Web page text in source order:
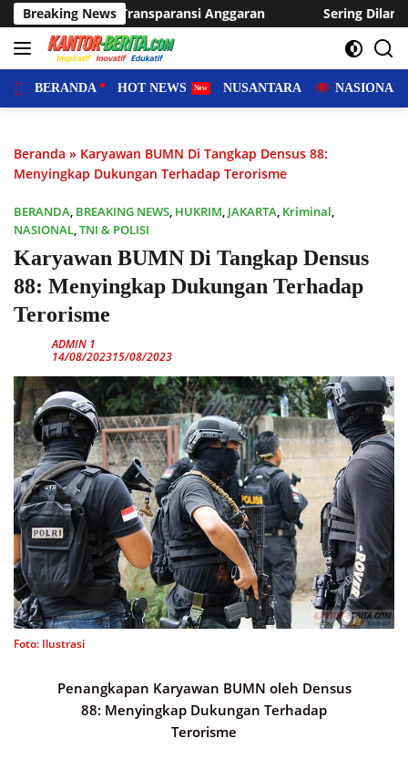
Langsung
ke
konten
Breaking NewsSering Dilanda Genangan, Desa Sukaraja
BERANDA HOT NEWS NUSANTARA NASIONAL
Beranda » Karyawan BUMN Di Tangkap Densus 88:
Menyingkap Dukungan Terhadap Terorisme
BERANDA, BREAKING NEWS, HUKRIM, JAKARTA, Kriminal,
NASIONAL,TNI & POLISI
Karyawan BUMN Di Tangkap Densus
88: Menyingkap Dukungan Terhadap
Terorisme
ADMIN 1
14/08/202315/08/2023
Foto: Ilustrasi
Penangkapan Karyawan BUMN oleh Densus
88: Menyingkap Dukungan Terhadap
Terorisme